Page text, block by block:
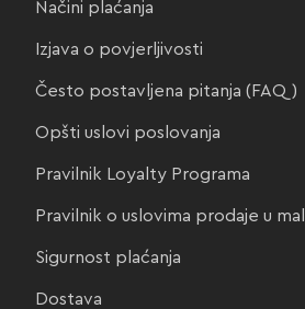
Načini plaćanja
Izjava o povjerljivosti
Često postavljena pitanja (FAQ)
Opšti uslovi poslovanja
Pravilnik Loyalty Programa
Pravilnik o uslovima prodaje u
Sigurnost plaćanja
Dostava